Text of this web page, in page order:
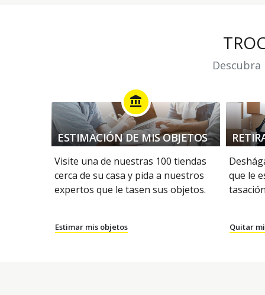
account_balance
ESTIMACIÓN DE MIS OBJETOS
Visite una de nuestras 100 tiendas
cerca de su casa y pida a nuestros
expertos que le tasen sus objetos.
Estimar mis objetos
que le
Quitar